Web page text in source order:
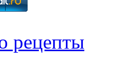
рецепты